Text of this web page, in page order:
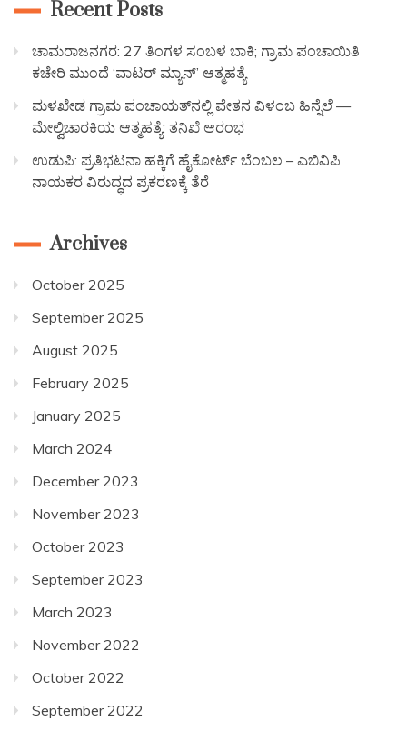
Recent Posts
ಚಾಮರಾಜನಗರ: 27 ತಿಂಗಳ ಸಂಬಳ ಬಾಕಿ; ಗ್ರಾಮ ಪಂಚಾಯಿತಿ
ಕಚೇರಿ ಮುಂದೆ ‘ವಾಟರ್ ಮ್ಯಾನ್’ ಆತ್ಮಹತ್ಯೆ
ಮಳಖೇಡ ಗ್ರಾಮ ಪಂಚಾಯತ್‌ನಲ್ಲಿ ವೇತನ ವಿಳಂಬ ಹಿನ್ನೆಲೆ —
ಮೇಲ್ವಿಚಾರಕಿಯ ಆತ್ಮಹತ್ಯೆ: ತನಿಖೆ ಆರಂಭ
ಉಡುಪಿ: ಪ್ರತಿಭಟನಾ ಹಕ್ಕಿಗೆ ಹೈಕೋರ್ಟ್ ಬೆಂಬಲ – ಎಬಿವಿಪಿ
ನಾಯಕರ ವಿರುದ್ಧದ ಪ್ರಕರಣಕ್ಕೆ ತೆರೆ
Archives
October 2025
September 2025
August 2025
February 2025
January 2025
March 2024
December 2023
November 2023
October 2023
September 2023
March 2023
November 2022
October 2022
September 2022